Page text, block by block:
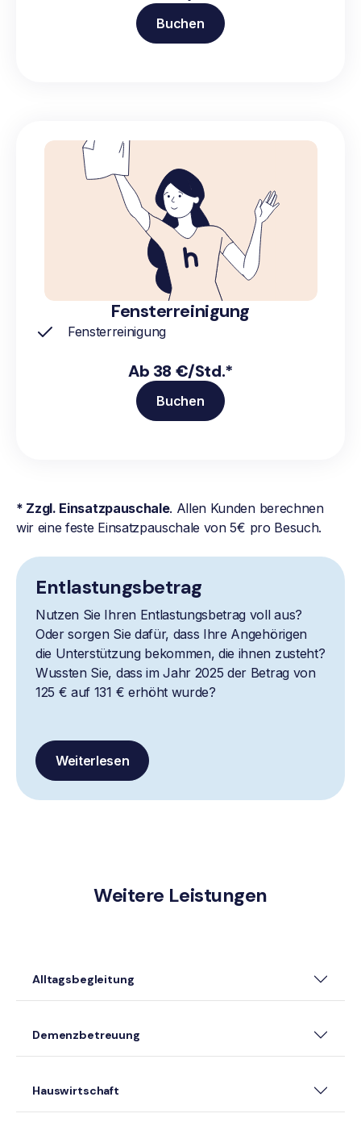
Buchen
Fensterreinigung
Fensterreinigung
Ab 38 €/Std.*
Buchen
* Zzgl. Einsatzpauschale. Allen Kunden berechnen
wir eine feste Einsatzpauschale von 5€ pro Besuch.
Entlastungsbetrag
Nutzen Sie Ihren Entlastungsbetrag voll aus?
Oder sorgen Sie dafür, dass Ihre Angehörigen
die Unterstützung bekommen, die ihnen zusteht?
Wussten Sie, dass im Jahr 2025 der Betrag von
125 € auf 131 € erhöht wurde?
Weiterlesen
Weitere Leistungen
Alltagsbegleitung
Demenzbetreuung
Hauswirtschaft